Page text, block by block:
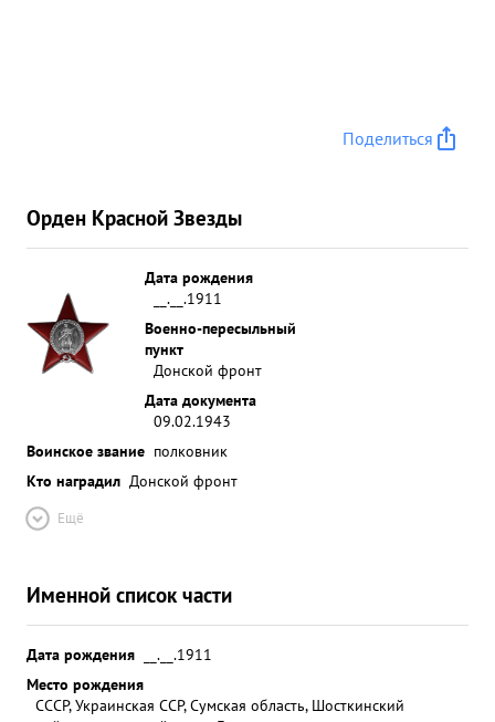
Поделиться
Орден Красной Звезды
Дата рождения
__.__.1911
Военно-пересыльный
пункт
Донской фронт
Дата документа
09.02.1943
Воинское звание полковник
Кто наградил Донской фронт
Ещё
Именной список части
Дата рождения
__.__.1911
Место рождения
СССР, Украинская ССР, Сумская область, Шосткинский